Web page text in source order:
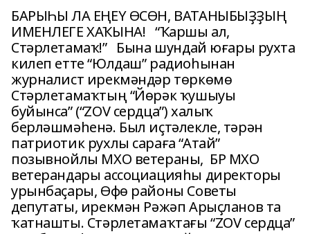
БАРЫҺЫ ЛА ЕҢЕҮ ӨСӨН, ВАТАНЫБЫҘҘЫҢ
ИМЕНЛЕГЕ ХАҠЫНА! “Ҡаршы ал,
Стәрлетамаҡ!” Бына шундай юғары рухта
килеп етте “Юлдаш” радиоһынан
журналист ирекмәндәр төркөмө
Стәрлетамаҡтың “Йөрәк ҡушыуы
буйынса” (“ZOV сердца”) халыҡ
берләшмәһенә. Был иҫтәлекле, тәрән
патриотик рухлы сараға “Атай”
позывнойлы МХО ветераны, БР МХО
ветерандары ассоциацияһы директоры
урынбаҫары, Өфө районы Советы
депутаты, ирекмән Рәжәп Арыҫланов та
ҡатнашты. Стәрлетамаҡтағы “ZOV сердца”